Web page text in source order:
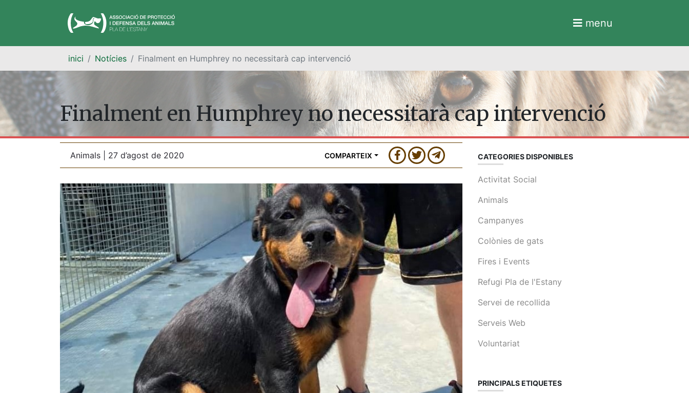
menu
inici Notícies Finalment en Humphrey no necessitarà cap intervenció
Finalment en Humphrey no necessitarà cap intervenció
Animals | 27 d’agost de 2020 COMPARTEIX CATEGORIES DISPONIBLES
Activitat Social
Animals
Campanyes
Colònies de gats
Fires i Events
Refugi Pla de l'Estany
Servei de recollida
Serveis Web
Voluntariat
PRINCIPALS ETIQUETES